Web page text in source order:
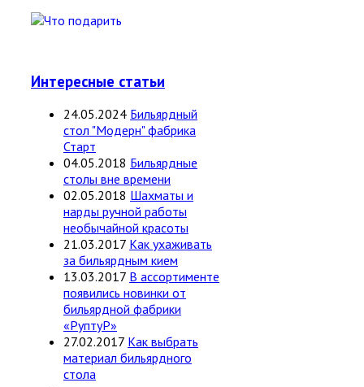
Интересные статьи
24.05.2024 Бильярдный
стол "Модерн" фабрика
Старт
04.05.2018 Бильярдные
столы вне времени
02.05.2018 Шахматы и
нарды ручной работы
необычайной красоты
21.03.2017 Как ухаживать
за бильярдным кием
13.03.2017 В ассортименте
появились новинки от
бильярдной фабрики
«РуптуР»
27.02.2017 Как выбрать
материал бильярдного
стола